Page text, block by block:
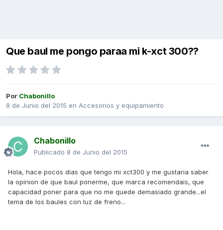
Que baul me pongo paraa mi k-xct 300??
Por Chabonillo
8 de Junio del 2015 en Accesorios y equipamiento
Chabonillo
Publicado 8 de Junio del 2015
Hola, hace pocos dias que tengo mi xct300 y me gustaria saber
la opinion de que baul ponerme, que marca recomendais, que
capacidad poner para que no me quede demasiado grande...el
tema de los baules con luz de freno...